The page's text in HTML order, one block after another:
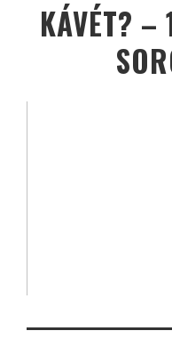
KÁVÉT? –